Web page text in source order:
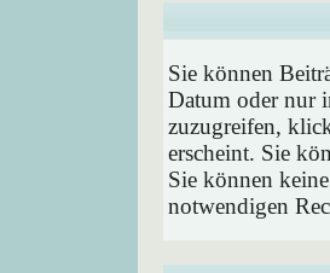
Sie können
Datum oder nur
zuzugreifen,
erscheint. Sie
Sie können
notwendigen